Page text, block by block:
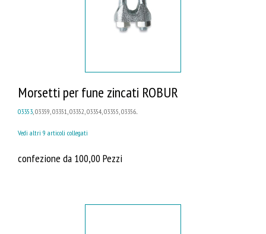
Morsetti per fune zincati ROBUR
03353 , 03359, 03351, 03352, 03354, 03355, 03356...
Vedi altri 9 articoli collegati
confezione da 100,00 Pezzi